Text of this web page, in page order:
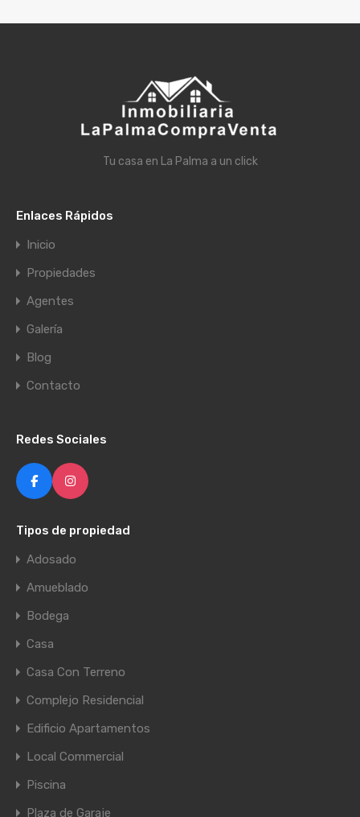
Tu casa en La Palma a un click
Enlaces Rápidos
Inicio
Propiedades
Agentes
Galería
Blog
Contacto
Redes Sociales
Tipos de propiedad
Adosado
Amueblado
Bodega
Casa
Casa Con Terreno
Complejo Residencial
Edificio Apartamentos
Local Commercial
Piscina
Plaza de Garaje